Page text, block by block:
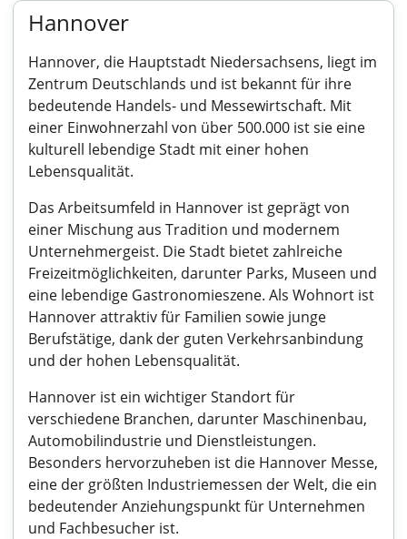
Hannover
Hannover, die Hauptstadt Niedersachsens, liegt im
Zentrum Deutschlands und ist bekannt für ihre
bedeutende Handels- und Messewirtschaft. Mit
einer Einwohnerzahl von über 500.000 ist sie eine
kulturell lebendige Stadt mit einer hohen
Lebensqualität.
Das Arbeitsumfeld in Hannover ist geprägt von
einer Mischung aus Tradition und modernem
Unternehmergeist. Die Stadt bietet zahlreiche
Freizeitmöglichkeiten, darunter Parks, Museen und
eine lebendige Gastronomieszene. Als Wohnort ist
Hannover attraktiv für Familien sowie junge
Berufstätige, dank der guten Verkehrsanbindung
und der hohen Lebensqualität.
Hannover ist ein wichtiger Standort für
verschiedene Branchen, darunter Maschinenbau,
Automobilindustrie und Dienstleistungen.
Besonders hervorzuheben ist die Hannover Messe,
eine der größten Industriemessen der Welt, die ein
bedeutender Anziehungspunkt für Unternehmen
und Fachbesucher ist.